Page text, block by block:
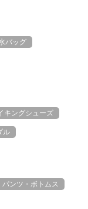
バッグ
キングシューズ
ル
パンツ・ボトムス